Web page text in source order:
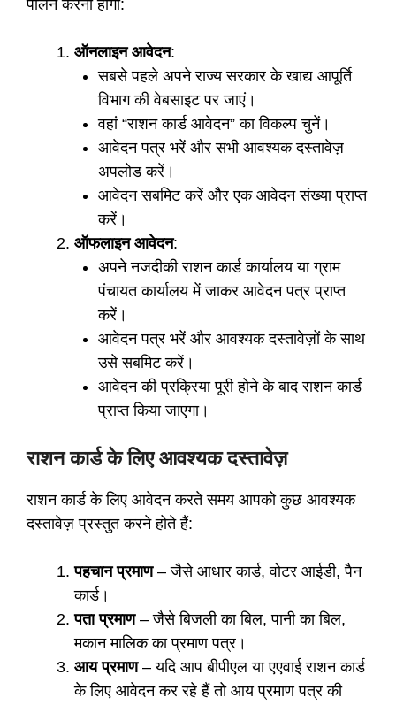
पालन करना होगा:
ऑनलाइन आवेदन:
सबसे पहले अपने राज्य सरकार के खाद्य आपूर्ति
विभाग की वेबसाइट पर जाएं।
वहां “राशन कार्ड आवेदन” का विकल्प चुनें।
आवेदन पत्र भरें और सभी आवश्यक दस्तावेज़
अपलोड करें।
आवेदन सबमिट करें और एक आवेदन संख्या प्राप्त
करें।
ऑफलाइन आवेदन:
अपने नजदीकी राशन कार्ड कार्यालय या ग्राम
पंचायत कार्यालय में जाकर आवेदन पत्र प्राप्त
करें।
आवेदन पत्र भरें और आवश्यक दस्तावेज़ों के साथ
उसे सबमिट करें।
आवेदन की प्रक्रिया पूरी होने के बाद राशन कार्ड
प्राप्त किया जाएगा।
राशन कार्ड के लिए आवश्यक दस्तावेज़
राशन कार्ड के लिए आवेदन करते समय आपको कुछ आवश्यक
दस्तावेज़ प्रस्तुत करने होते हैं:
पहचान प्रमाण– जैसे आधार कार्ड, वोटर आईडी, पैन
कार्ड।
पता प्रमाण– जैसे बिजली का बिल, पानी का बिल,
मकान मालिक का प्रमाण पत्र।
आय प्रमाण– यदि आप बीपीएल या एएवाई राशन कार्ड
के लिए आवेदन कर रहे हैं तो आय प्रमाण पत्र की